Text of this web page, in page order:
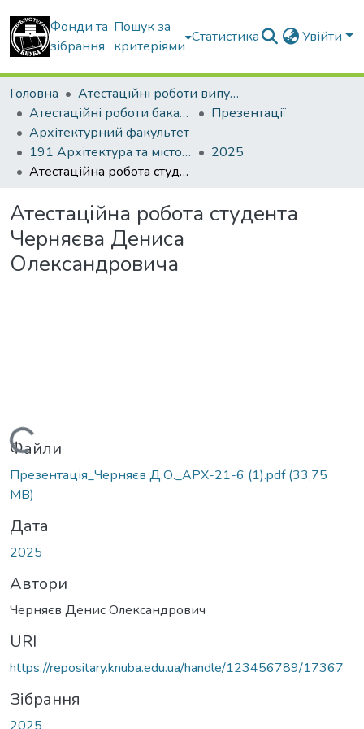
Фонди та
зібрання
Пошук за
критеріями
Статистика Увійти
Головна
Атестаційні роботи випускників
Атестаційні роботи бакалаврів
Презентації
Архітектурний факультет
191 Архітектура та містобудування
2025
Атестаційна робота студента Черняєва Дениса Олександровича
Атестаційна робота студента
Черняєва Дениса
Олександровича
Вантажиться...
Файли
Презентація_Черняєв Д.О._АРХ-21-6 (1).pdf(33,75
MB)
Дата
2025
Автори
Черняєв Денис Олександрович
URI
https://repositary.knuba.edu.ua/handle/123456789/17367
Зібрання